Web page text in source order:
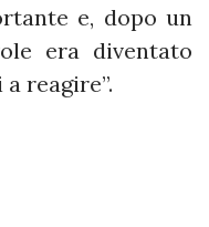
e, dopo un
era diventato
reagire”.